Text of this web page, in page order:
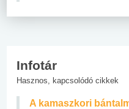
Infotár
Hasznos, kapcsolódó cikkek
A kamaszkori